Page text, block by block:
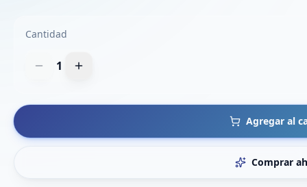
Cantidad
1
Agregar al
Comprar